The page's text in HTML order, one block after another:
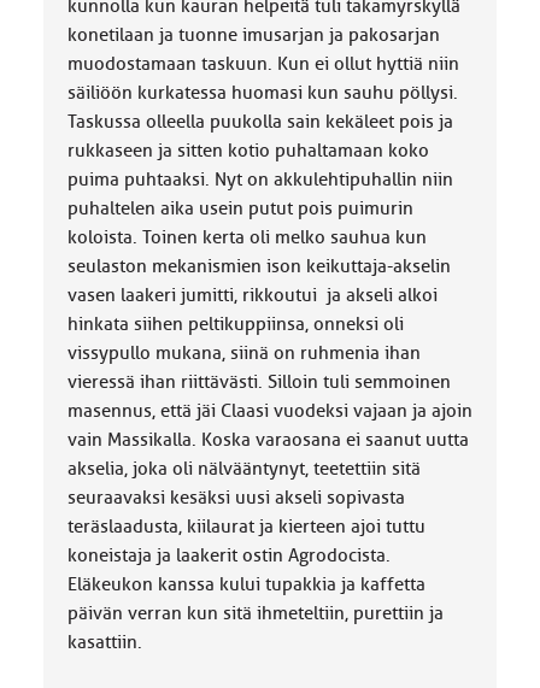
kunnolla kun kauran helpeitä tuli takamyrskyllä
konetilaan ja tuonne imusarjan ja pakosarjan
muodostamaan taskuun. Kun ei ollut hyttiä niin
säiliöön kurkatessa huomasi kun sauhu pöllysi.
Taskussa olleella puukolla sain kekäleet pois ja
rukkaseen ja sitten kotio puhaltamaan koko
puima puhtaaksi. Nyt on akkulehtipuhallin niin
puhaltelen aika usein putut pois puimurin
koloista. Toinen kerta oli melko sauhua kun
seulaston mekanismien ison keikuttaja-akselin
vasen laakeri jumitti, rikkoutui ja akseli alkoi
hinkata siihen peltikuppiinsa, onneksi oli
vissypullo mukana, siinä on ruhmenia ihan
vieressä ihan riittävästi. Silloin tuli semmoinen
masennus, että jäi Claasi vuodeksi vajaan ja ajoin
vain Massikalla. Koska varaosana ei saanut uutta
akselia, joka oli nälvääntynyt, teetettiin sitä
seuraavaksi kesäksi uusi akseli sopivasta
teräslaadusta, kiilaurat ja kierteen ajoi tuttu
koneistaja ja laakerit ostin Agrodocista.
Eläkeukon kanssa kului tupakkia ja kaffetta
päivän verran kun sitä ihmeteltiin, purettiin ja
kasattiin.